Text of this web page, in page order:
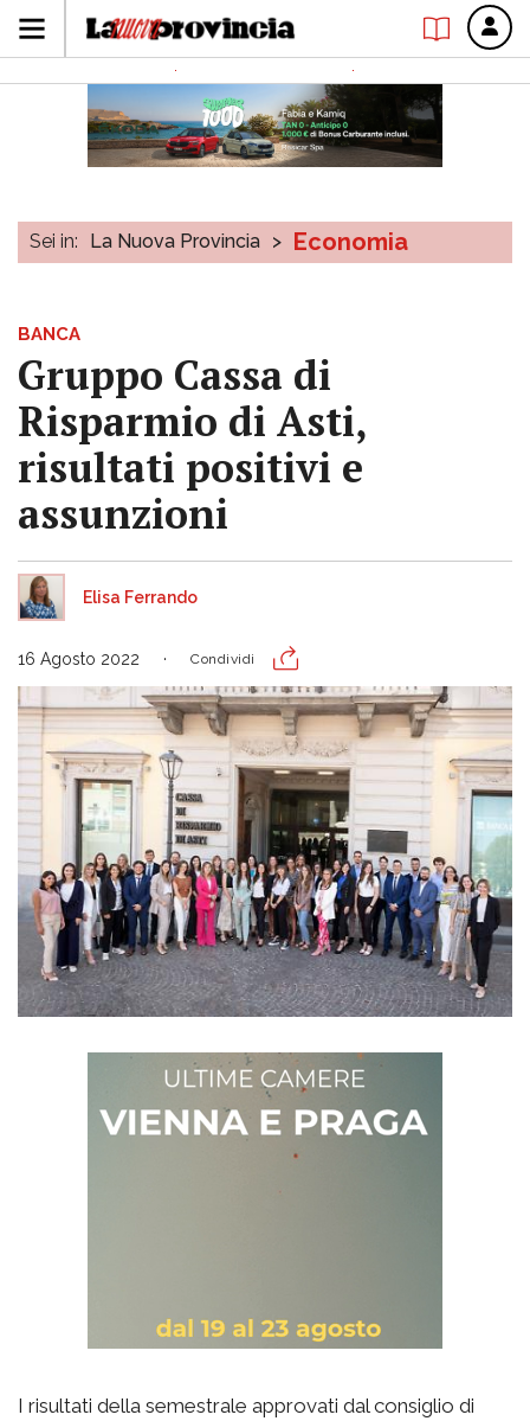
Sei in: La Nuova Provincia > Economia
BANCA
Gruppo Cassa di
Risparmio di Asti,
risultati positivi e
assunzioni
Elisa Ferrando
16 Agosto 2022 Condividi
I risultati della semestrale approvati dal consiglio di